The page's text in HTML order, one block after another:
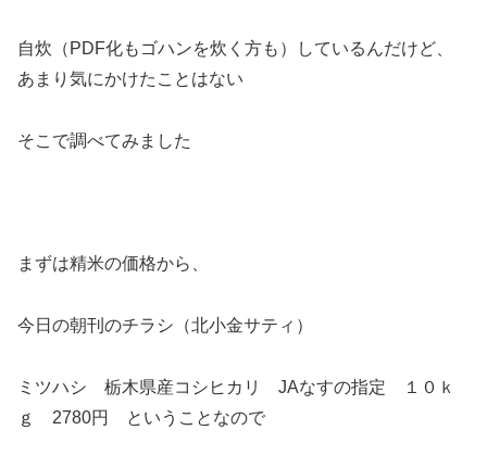
自炊（PDF化もゴハンを炊く方も）しているんだけど、
あまり気にかけたことはない
そこで調べてみました
まずは精米の価格から、
今日の朝刊のチラシ（北小金サティ）
ミツハシ 栃木県産コシヒカリ JAなすの指定 １０ｋ
ｇ 2780円 ということなので